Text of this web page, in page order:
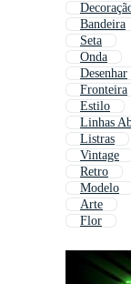
Bandeira
Seta
Onda
Desenhar
Fronteira
Estilo
Linhas
Listras
Vintage
Retro
Modelo
Arte
Flor